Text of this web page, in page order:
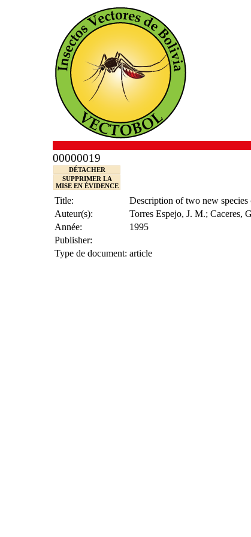
00000019
DÉTACHER
SUPPRIMER LA
MISE EN ÉVIDENCE
Title:
Description of two new
Auteur(s):
Torres Espejo, J. M.; Caceres,
Année:
1995
Publisher:
Type de document: article